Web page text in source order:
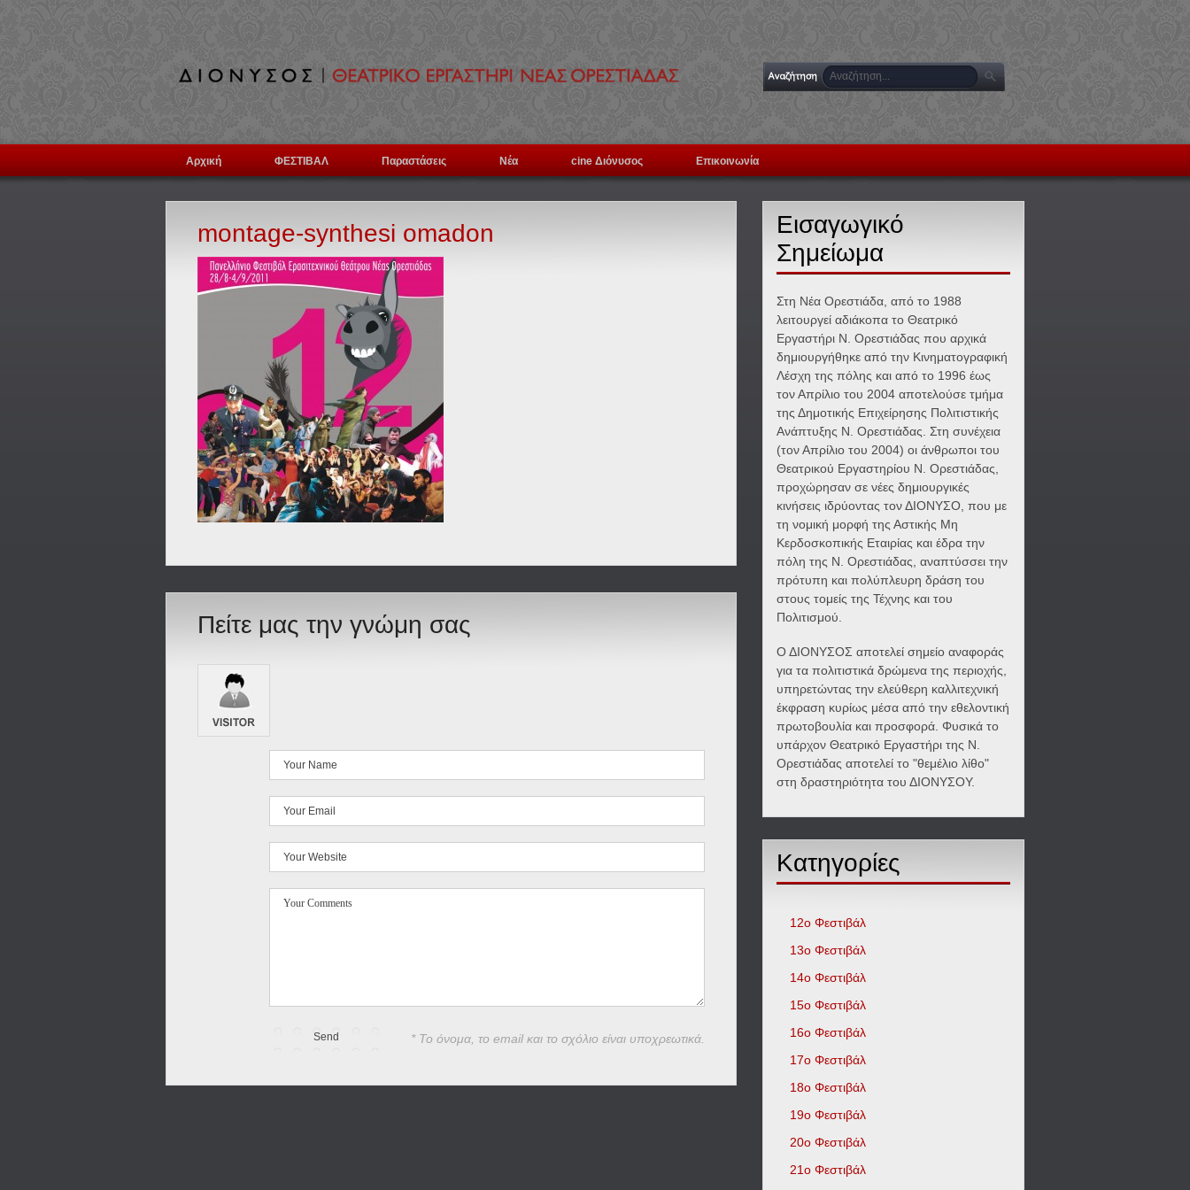
Αρχική ΦΕΣΤΙΒΑΛ Παραστάσεις Νέα cine Διόνυσος Επικοινωνία
montage-synthesi omadon
Πείτε μας την γνώμη σας
* Το όνομα, το email και το σχόλιο είναι υποχρεωτικά.
Εισαγωγικό
Σημείωμα
Στη Νέα Ορεστιάδα, από το 1988
λειτουργεί αδιάκοπα το Θεατρικό
Εργαστήρι Ν. Ορεστιάδας που αρχικά
δημιουργήθηκε από την Κινηματογραφική
Λέσχη της πόλης και από το 1996 έως
τον Απρίλιο του 2004 αποτελούσε τμήμα
της Δημοτικής Επιχείρησης Πολιτιστικής
Ανάπτυξης Ν. Ορεστιάδας. Στη συνέχεια
(τον Απρίλιο του 2004) οι άνθρωποι του
Θεατρικού Εργαστηρίου Ν. Ορεστιάδας,
προχώρησαν σε νέες δημιουργικές
κινήσεις ιδρύοντας τον ΔΙΟΝΥΣΟ, που με
τη νομική μορφή της Αστικής Μη
Κερδοσκοπικής Εταιρίας και έδρα την
πόλη της Ν. Ορεστιάδας, αναπτύσσει την
πρότυπη και πολύπλευρη δράση του
στους τομείς της Τέχνης και του
Πολιτισμού.
Ο ΔΙΟΝΥΣΟΣ αποτελεί σημείο αναφοράς
για τα πολιτιστικά δρώμενα της περιοχής,
υπηρετώντας την ελεύθερη καλλιτεχνική
έκφραση κυρίως μέσα από την εθελοντική
πρωτοβουλία και προσφορά. Φυσικά το
υπάρχον Θεατρικό Εργαστήρι της Ν.
Ορεστιάδας αποτελεί το "θεμέλιο λίθο"
στη δραστηριότητα του ΔΙΟΝΥΣΟΥ.
Κατηγορίες
12o Φεστιβάλ
13ο Φεστιβάλ
14ο Φεστιβάλ
15ο Φεστιβάλ
16ο Φεστιβάλ
17ο Φεστιβάλ
18ο Φεστιβάλ
19ο Φεστιβάλ
20ο Φεστιβάλ
21ο Φεστιβάλ